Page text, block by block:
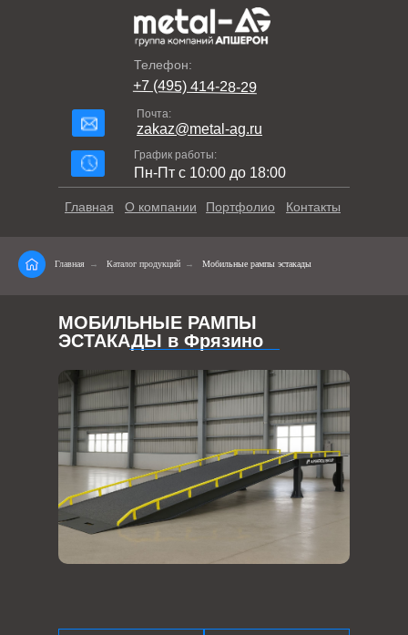
Телефон:
+7 (495) 414-28-29
Почта:
zakaz@metal-ag.ru
График работы:
Пн-Пт с 10:00 до 18:00
Контакты
Портфолио
О компании
Главная
Главная → Каталог продукций → Мобильные рампы эстакады
МОБИЛЬНЫЕ РАМПЫ
ЭСТАКАДЫ в Фрязино